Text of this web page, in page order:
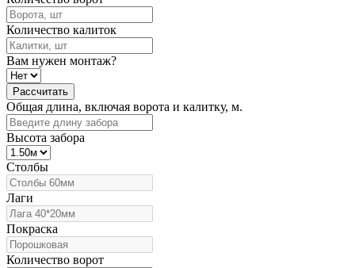
Количество калиток
Вам нужен монтаж?
Рассчитать
Общая длина, включая ворота и калитку, м.
Высота забора
Столбы
Лаги
Покраска
Количество ворот